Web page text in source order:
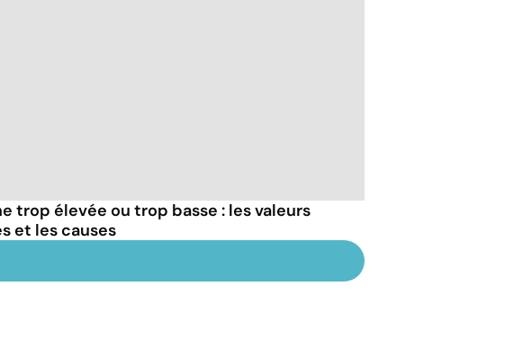
trop élevée ou trop basse : les valeurs
et les causes